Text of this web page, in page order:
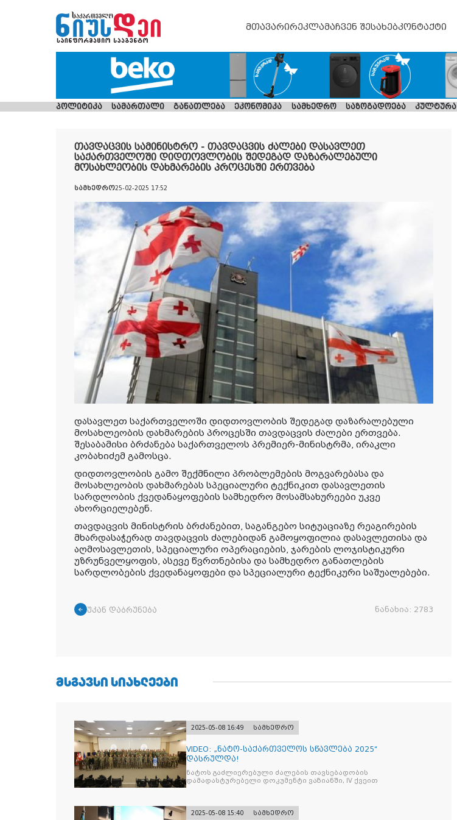
მთავარირეკლამაჩვენ შესახებკონტაქტი
პოლიტიკა სამართალი განათლება ეკონომიკა სამხედრო საზოგადოება კულტურა
თავდაცვის სამინისტრო - თავდაცვის ძალები დასავლეთ
საქართველოში დიდთოვლობის შედეგად დაზარალებული
მოსახლეობის დახმარების პროცესში ერთვება
სამხედრო25-02-2025 17:52
დასავლეთ საქართველოში დიდთოვლობის შედეგად დაზარალებული
მოსახლეობის დახმარების პროცესში თავდაცვის ძალები ერთვება.
შესაბამისი ბრძანება საქართველოს პრემიერ-მინისტრმა, ირაკლი
კობახიძემ გამოსცა.
დიდთოვლობის გამო შექმნილი პრობლემების მოგვარებასა და
მოსახლეობის დახმარებას სპეციალური ტექნიკით დასავლეთის
სარდლობის ქვედანაყოფების სამხედრო მოსამსახურეები უკვე
ახორციელებენ.
თავდაცვის მინისტრის ბრძანებით, საგანგებო სიტუაციაზე რეაგირების
მხარდასაჭერად თავდაცვის ძალებიდან გამოყოფილია დასავლეთისა და
აღმოსავლეთის, სპეციალური ოპერაციების, ჯარების ლოჯისტიკური
უზრუნველყოფის, ასევე წვრთნებისა და სამხედრო განათლების
სარდლობების ქვედანაყოფები და სპეციალური ტექნიკური საშუალებები.
უკან დაბრუნება ნანახია: 2783
ᲛᲡᲒᲐᲕᲡᲘ ᲡᲘᲐᲮᲚᲔᲔᲑᲘ
2025-05-08 16:49 სამხედრო
VIDEO: „ნატო-საქართველოს სწავლება 2025“
დასრულდა!
ნატოს გაძლიერებული ძალების თავსებადობის
დამადასტურებელი დოკუმენტი ვაზიანში, IV ქვეით
2025-05-08 15:40 სამხედრო